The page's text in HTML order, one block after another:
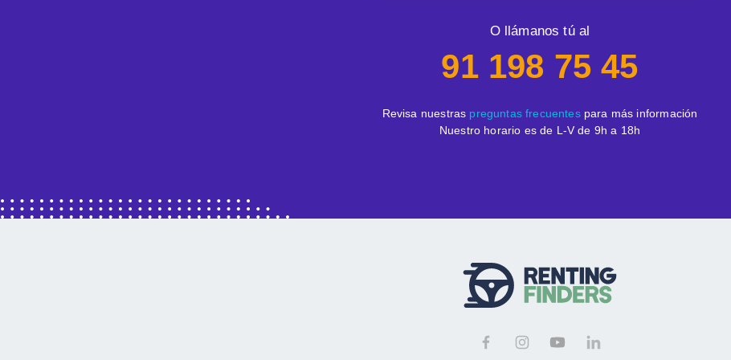
O llámanos tú al
91 198 75 45
Revisa nuestras preguntas frecuentespara más información
Nuestro horario es de L-V de 9h a 18h